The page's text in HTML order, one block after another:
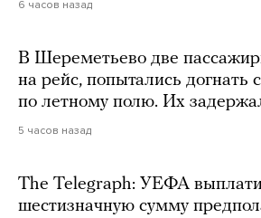
6 часов назад
В Шереметьево две
на рейс, попытались догнать
по летному полю. Их
5 часов назад
The Telegraph: УЕФА
шестизначную сумму